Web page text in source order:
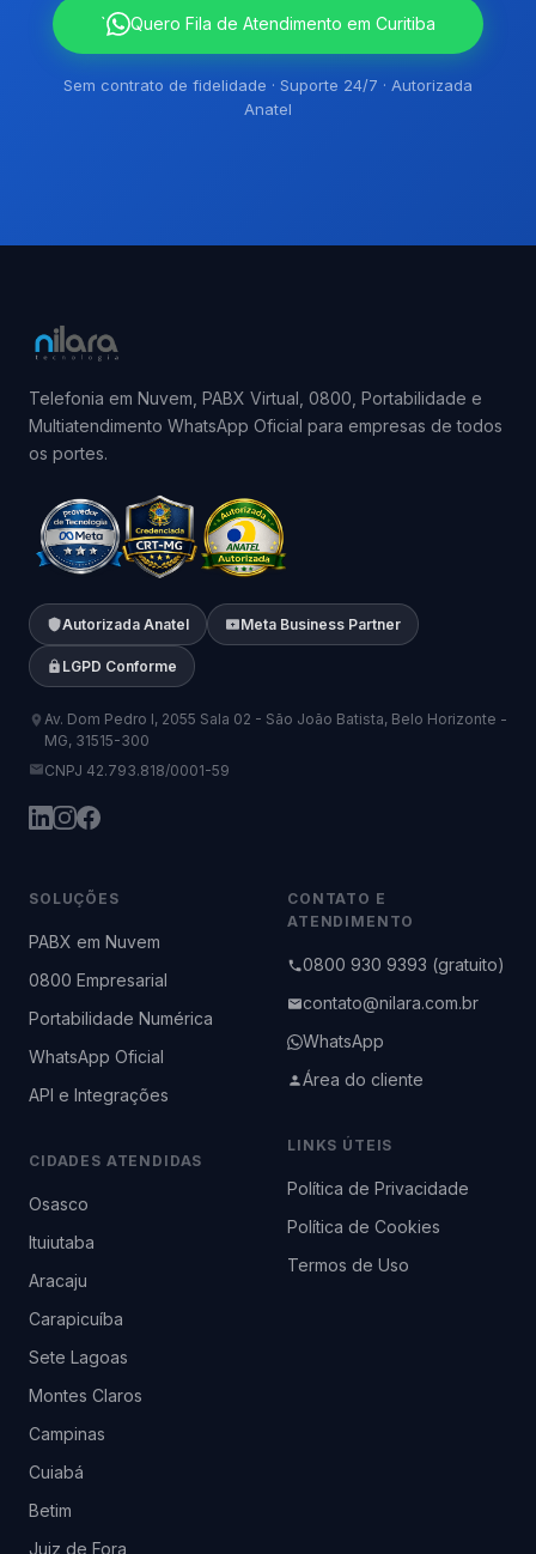
` Quero Fila de Atendimento em Curitiba
Sem contrato de fidelidade · Suporte 24/7 · Autorizada
Anatel
Telefonia em Nuvem, PABX Virtual, 0800, Portabilidade e
Multiatendimento WhatsApp Oficial para empresas de todos
os portes.
Autorizada Anatel Meta Business Partner
LGPD Conforme
Av. Dom Pedro I, 2055 Sala 02 - São João Batista, Belo Horizonte -
MG, 31515-300
CNPJ 42.793.818/0001-59
SOLUÇÕES
PABX em Nuvem
0800 Empresarial
Portabilidade Numérica
WhatsApp Oficial
API e Integrações
CIDADES ATENDIDAS
Osasco
Ituiutaba
Aracaju
Carapicuíba
Sete Lagoas
Montes Claros
Campinas
Cuiabá
Betim
Juiz de Fora
CONTATO E
ATENDIMENTO
0800 930 9393 (gratuito)
contato@nilara.com.br
WhatsApp
Área do cliente
LINKS ÚTEIS
Política de Privacidade
Política de Cookies
Termos de Uso